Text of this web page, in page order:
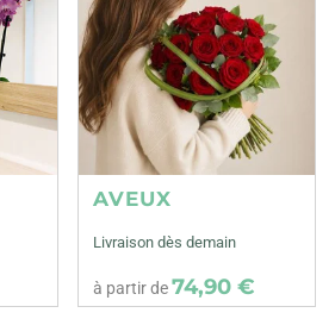
AVEUX
Livraison dès demain
à partir de74,90 €